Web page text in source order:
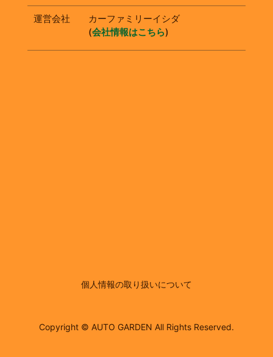
運営会社
カーファミリーイシダ
(会社情報はこちら)
個人情報の取り扱いについて
Copyright © AUTO GARDEN All Rights Reserved.